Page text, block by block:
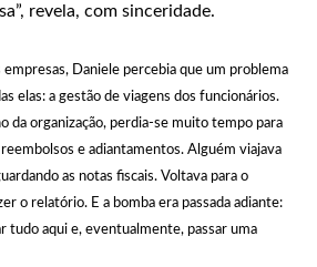
revela, com sinceridade.
empresas, Daniele percebia que um problema
elas: a gestão de viagens dos funcionários.
da organização, perdia-se muito tempo para
e adiantamentos. Alguém viajava
as notas fiscais. Voltava para o
o relatório. E a bomba era passada adiante:
tudo aqui e, eventualmente, passar uma